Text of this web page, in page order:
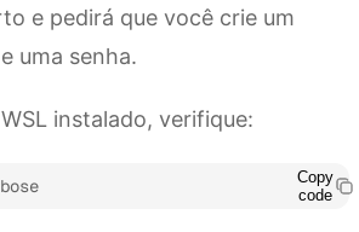
e pedirá que você crie um
uma senha.
instalado, verifique:
Copy
code